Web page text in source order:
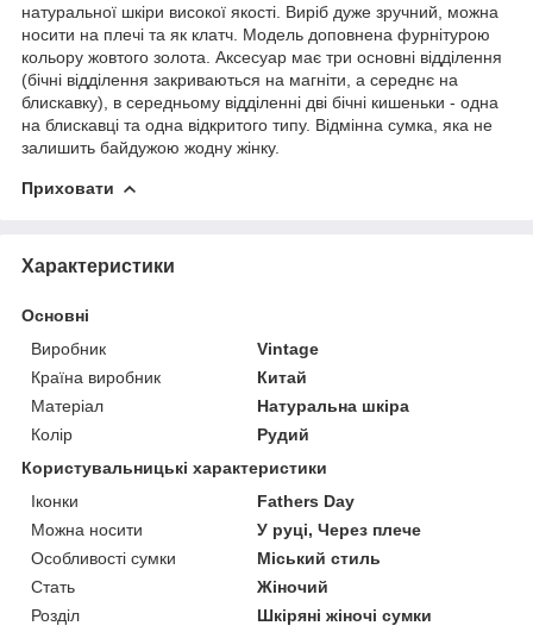
натуральної шкіри високої якості. Виріб дуже зручний, можна
носити на плечі та як клатч. Модель доповнена фурнітурою
кольору жовтого золота. Аксесуар має три основні відділення
(бічні відділення закриваються на магніти, а середнє на
блискавку), в середньому відділенні дві бічні кишеньки - одна
на блискавці та одна відкритого типу. Відмінна сумка, яка не
залишить байдужою жодну жінку.
Приховати
Характеристики
Основні
Виробник
Vintage
Країна виробник
Китай
Матеріал
Натуральна шкіра
Колір
Рудий
Користувальницькі характеристики
Іконки
Fathers Day
Можна носити
У руці, Через плече
Особливості сумки
Міський стиль
Стать
Жіночий
Розділ
Шкіряні жіночі сумки